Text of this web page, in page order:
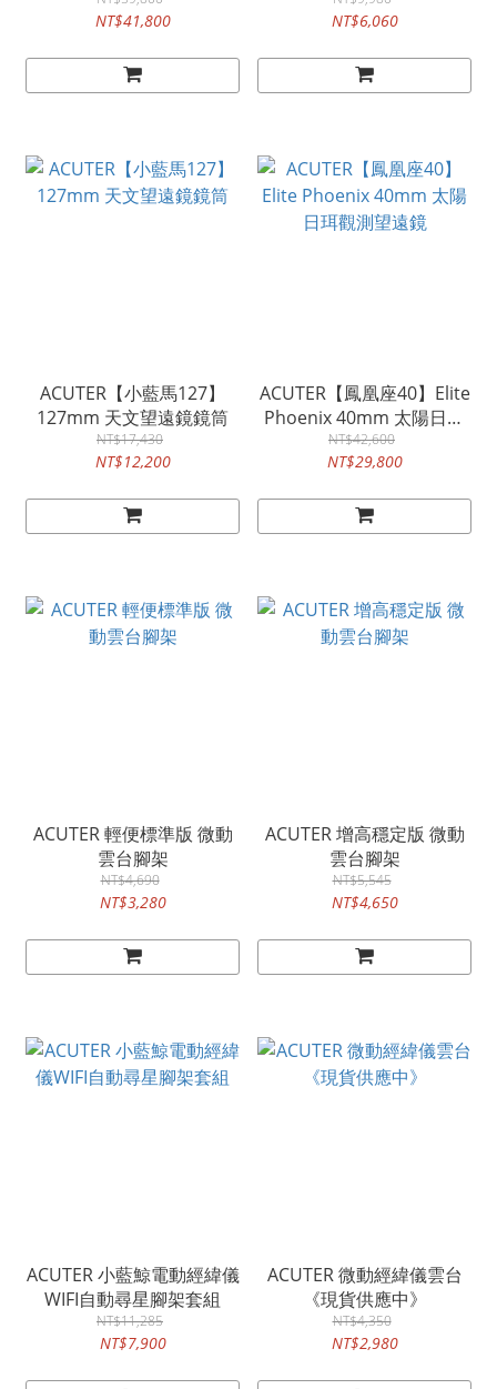
日珥觀測望遠鏡套組
NT$41,800 NT$6,060
ACUTER【小藍馬127】
127mm 天文望遠鏡鏡筒
NT$17,430
NT$12,200
ACUTER【鳳凰座40】Elite
Phoenix 40mm 太陽日珥
觀測望遠鏡
NT$42,600
NT$29,800
ACUTER 輕便標準版 微動
雲台腳架
NT$4,690
NT$3,280
ACUTER 增高穩定版 微動
雲台腳架
NT$5,545
NT$4,650
ACUTER 小藍鯨電動經緯儀
WIFI自動尋星腳架套組
NT$11,285
NT$7,900
ACUTER 微動經緯儀雲台
《現貨供應中》
NT$4,350
NT$2,980